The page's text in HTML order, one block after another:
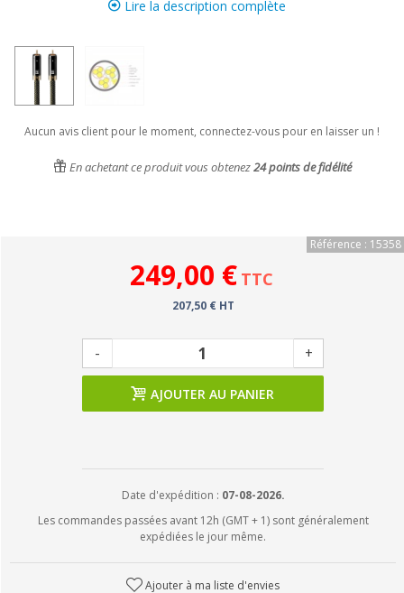
Lire la description complète
Aucun avis client pour le moment, connectez-vous pour en laisser un !
En achetant ce produit vous obtenez24points de fidélité
Référence : 15358
249,00 € TTC
207,50 € HT
- +
AJOUTER AU PANIER
Date d'expédition : 07-08-2026.
Les commandes passées avant 12h (GMT + 1) sont généralement
expédiées le jour même.
Ajouter à ma liste d'envies